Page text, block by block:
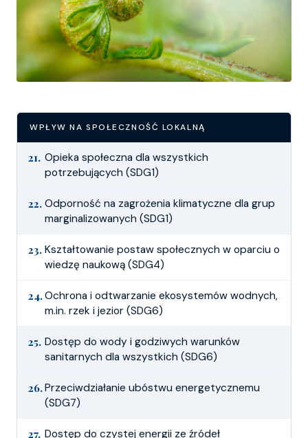
WPŁYW NA SPOŁECZNOŚĆ LOKALNĄ
21. Opieka społeczna dla wszystkich
potrzebujących (SDG1)
22. Odporność na zagrożenia klimatyczne dla grup
marginalizowanych (SDG1)
23. Kształtowanie postaw społecznych w oparciu o
wiedzę naukową (SDG4)
24.Ochrona i odtwarzanie ekosystemów wodnych,
m.in. rzek i jezior (SDG6)
25. Dostęp do wody i godziwych warunków
sanitarnych dla wszystkich (SDG6)
26.Przeciwdziałanie ubóstwu energetycznemu
(SDG7)
27. Dostęp do czystej energii ze źródeł